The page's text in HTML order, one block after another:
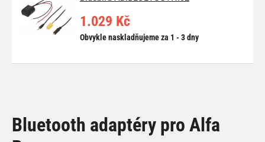
1.029 Kč
Obvykle naskladňujeme za 1 - 3 dny
Bluetooth adaptéry pro Alfa